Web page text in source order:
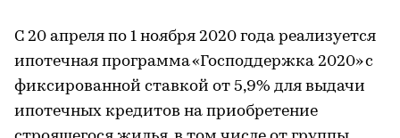
С 20 апреля по 1 ноября 2020 года реализуется
ипотечная программа «Господдержка 2020» с
фиксированной ставкой от 5,9% для выдачи
ипотечных кредитов на приобретение